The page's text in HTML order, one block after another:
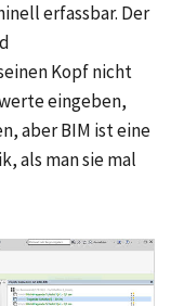
erfassbar. Der
Kopf nicht
eingeben,
aber BIM ist eine
als man sie mal